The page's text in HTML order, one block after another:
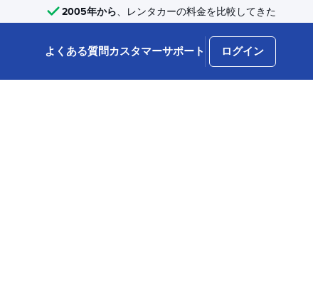
2005年から、レンタカーの料金を比較してきた
よくある質問カスタマーサポート ログイン